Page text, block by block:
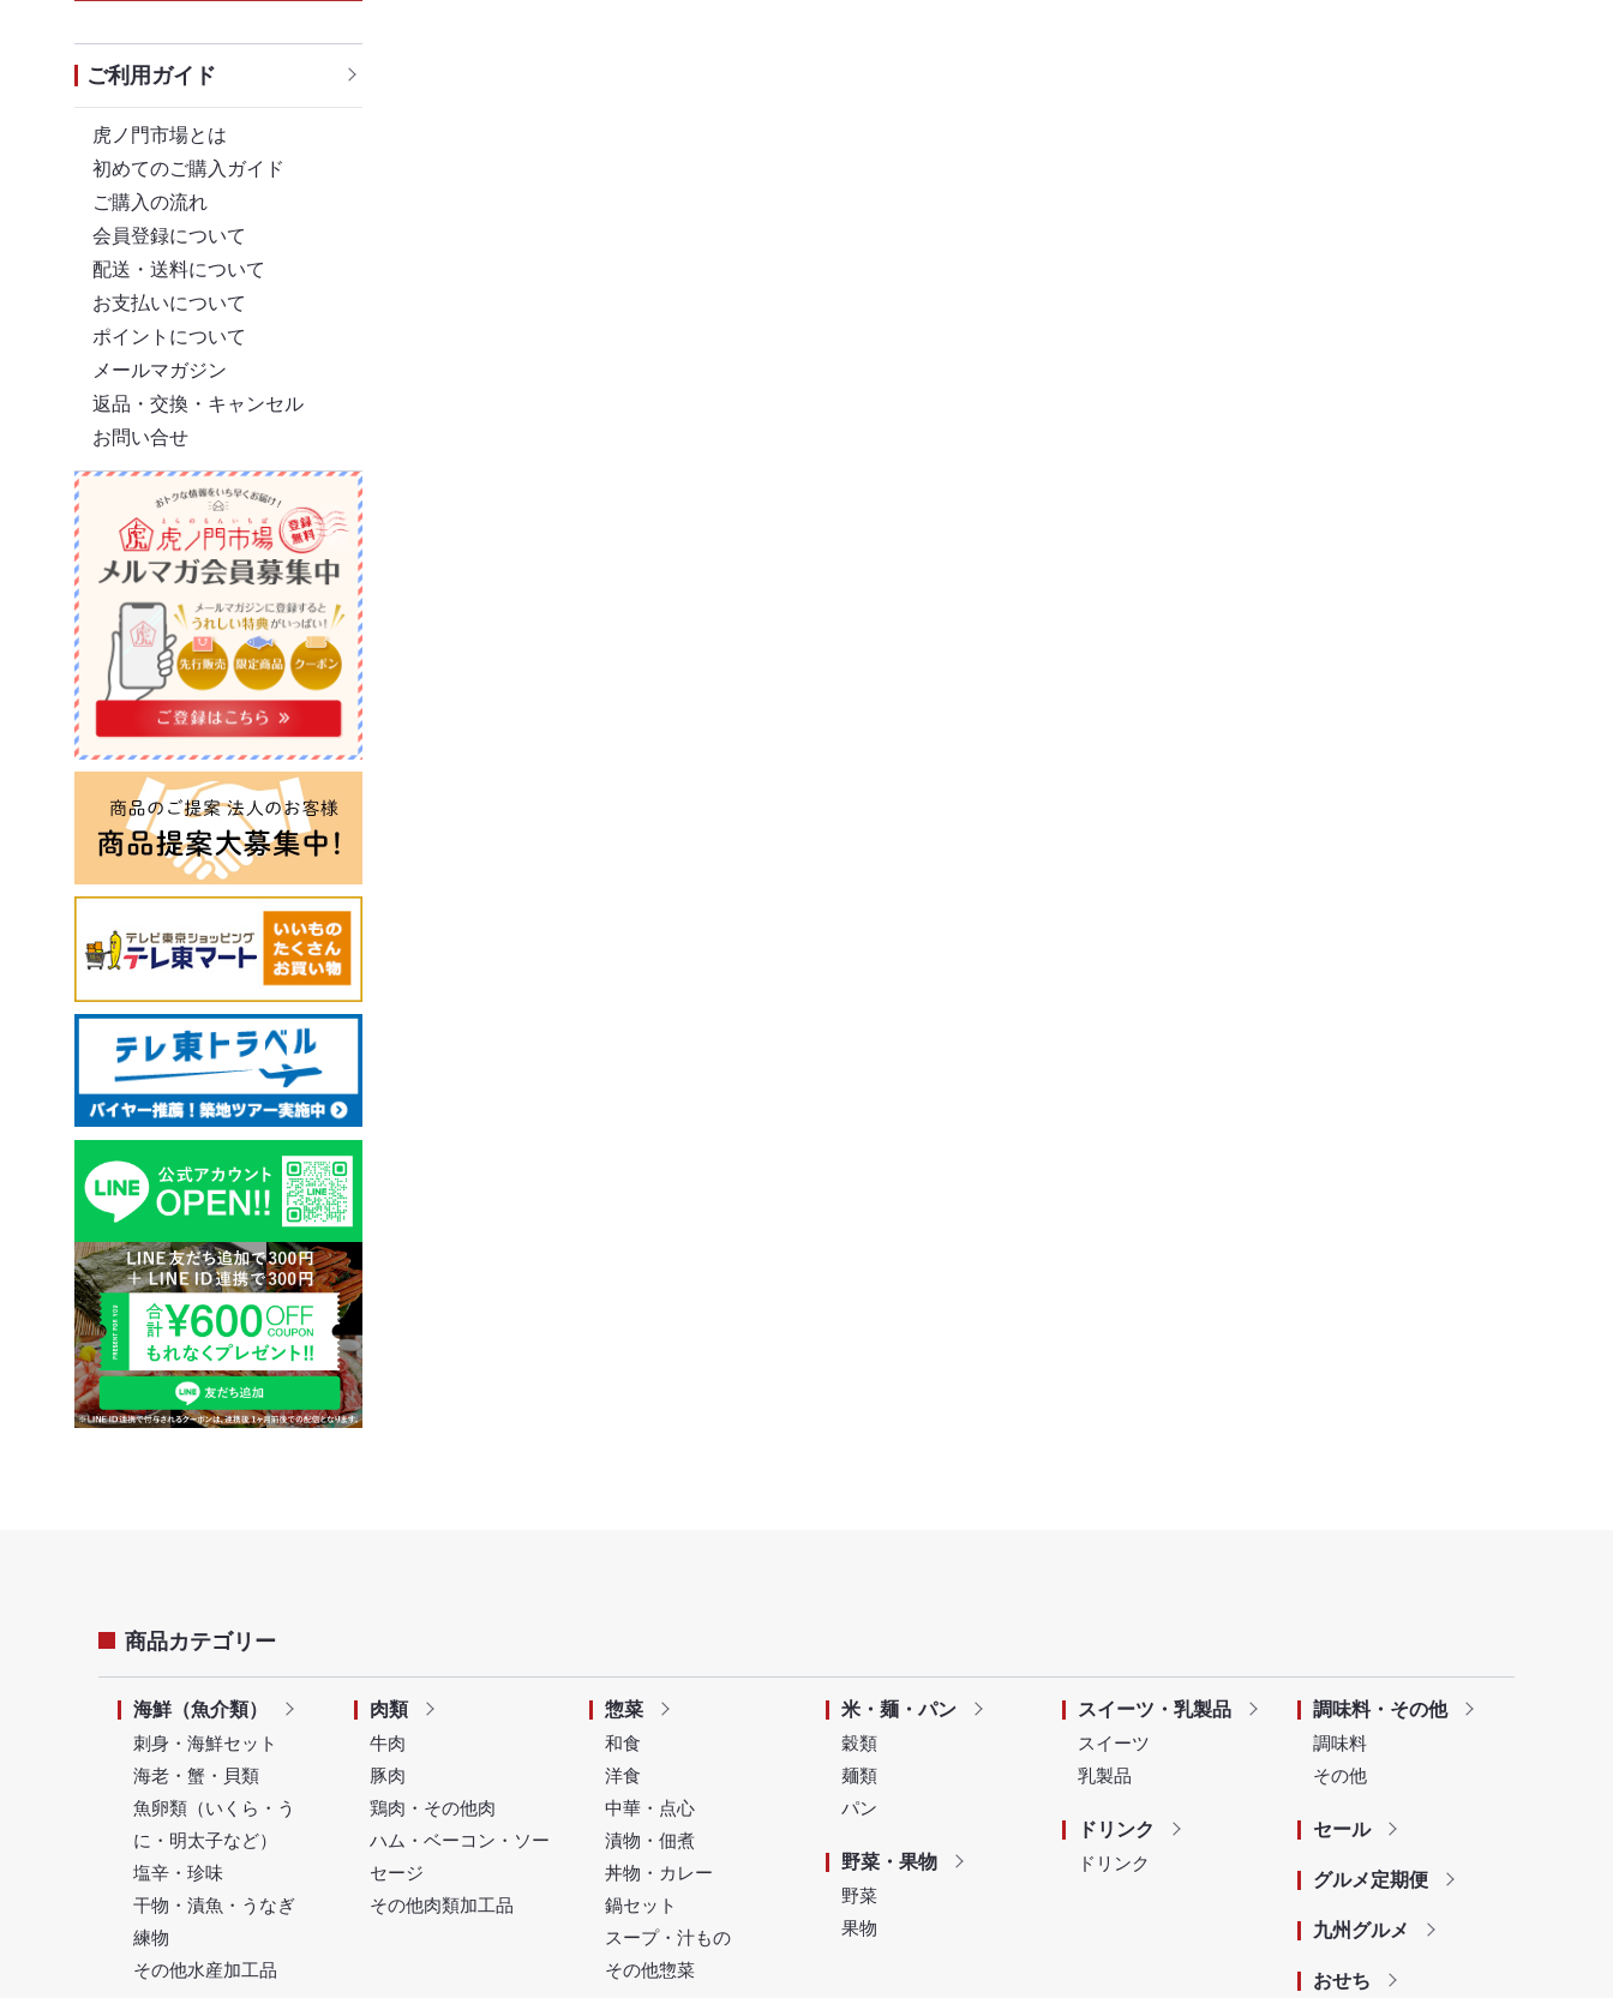
ご利用ガイド
虎ノ門市場とは
初めてのご購入ガイド
ご購入の流れ
会員登録について
配送・送料について
お支払いについて
ポイントについて
メールマガジン
返品・交換・キャンセル
お問い合せ
商品カテゴリー
海鮮（魚介類）
刺身・海鮮セット
海老・蟹・貝類
魚卵類（いくら・う
に・明太子など）
塩辛・珍味
干物・漬魚・うなぎ
練物
その他水産加工品
肉類
牛肉
豚肉
鶏肉・その他肉
ハム・ベーコン・ソー
セージ
その他肉類加工品
惣菜
和食
洋食
中華・点心
漬物・佃煮
丼物・カレー
鍋セット
スープ・汁もの
その他惣菜
米・麺・パン
穀類
麺類
パン
野菜・果物
野菜
果物
スイーツ・乳製品
スイーツ
乳製品
ドリンク
ドリンク
調味料・その他
調味料
その他
セール
グルメ定期便
九州グルメ
おせち